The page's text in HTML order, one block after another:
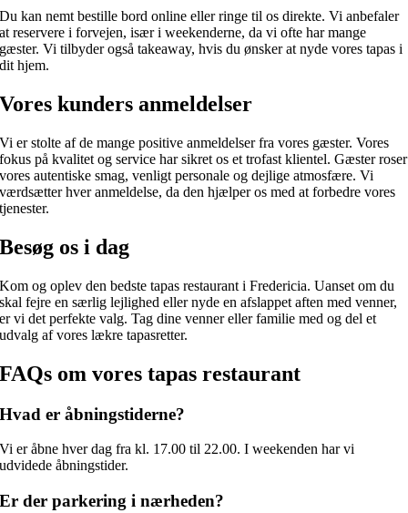
Du kan nemt bestille bord online eller ringe til os direkte. Vi anbefaler
at reservere i forvejen, især i weekenderne, da vi ofte har mange
gæster. Vi tilbyder også takeaway, hvis du ønsker at nyde vores tapas i
dit hjem.
Vores kunders anmeldelser
Vi er stolte af de mange positive anmeldelser fra vores gæster. Vores
fokus på kvalitet og service har sikret os et trofast klientel. Gæster roser
vores autentiske smag, venligt personale og dejlige atmosfære. Vi
værdsætter hver anmeldelse, da den hjælper os med at forbedre vores
tjenester.
Besøg os i dag
Kom og oplev den bedste tapas restaurant i Fredericia. Uanset om du
skal fejre en særlig lejlighed eller nyde en afslappet aften med venner,
er vi det perfekte valg. Tag dine venner eller familie med og del et
udvalg af vores lækre tapasretter.
FAQs om vores tapas restaurant
Hvad er åbningstiderne?
Vi er åbne hver dag fra kl. 17.00 til 22.00. I weekenden har vi
udvidede åbningstider.
Er der parkering i nærheden?